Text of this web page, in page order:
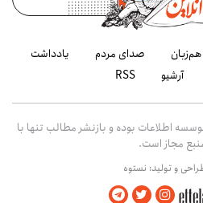
هم‌زبان صدای مردم
یادداشت
آرشیو RSS
اطلاعات بوده و بازنشر مطالب تنها با
مجاز است.
و تولید: نستوه